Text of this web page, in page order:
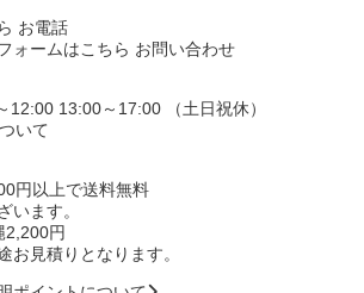
お電話
お問い合わせ
12:00 13:00～17:00 （土日祝休）
いて
円 以上で送料無料
います。
2,200円
見積りとなります。